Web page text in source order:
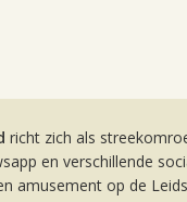
richt zich als
en verschillende
amusement op de